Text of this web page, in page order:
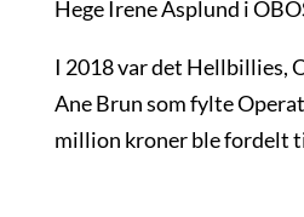
Hege Irene Asplund i
I 2018 var det Hellbillies,
Ane Brun som fylte
million kroner ble fordelt